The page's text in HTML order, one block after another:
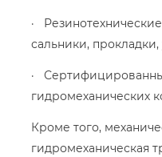
·
сальники,
·
гидромеханических
Кроме того,
гидромеханическая